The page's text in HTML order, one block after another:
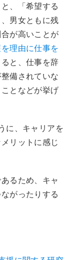
と、「希望する
男女ともに残
が高いことが
理由に仕事を
ると、仕事を辞
備されていな
となどが挙げ
に、キャリアを
リットに感じ
るため、キャ
がったりする